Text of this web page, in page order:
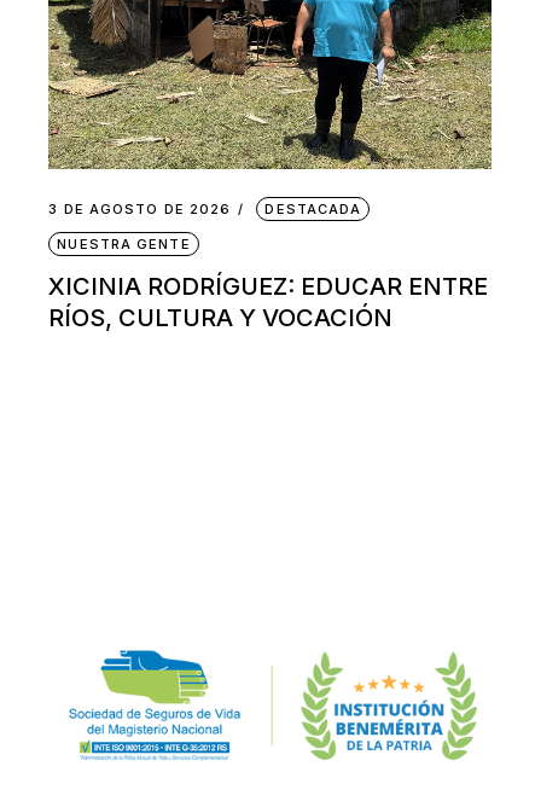
3 DE AGOSTO DE 2026 DESTACADA
NUESTRA GENTE
XICINIA RODRÍGUEZ: EDUCAR ENTRE
RÍOS, CULTURA Y VOCACIÓN